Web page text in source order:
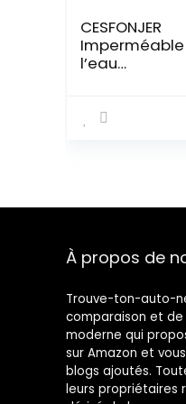
CESFONJER
l’eau
Mâle et
Moto Scooter
Harnais
Ensembles)
À propos de
Trouve-ton-auto-
comparaison et
moderne qui
sur Amazon et
blogs ajoutés.
leurs propriétaires